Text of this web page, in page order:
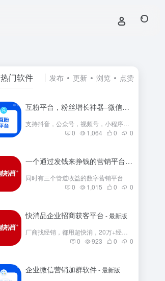
热门软件 发布 更新 浏览 点赞
互粉平台，粉丝增长神器–微信群互粉|互粉大师|互粉软件|互粉平台|互关互粉|微信公众号互粉|互粉盒子|互粉大厅
0
1,064 0 0
一个通过发钱来挣钱的营销平台
- 最新版
同时有三个管道收益的数字营销平台
0
1,015 0 0
快消品企业招商获客平台 - 最新版
0
923 0 0
企业微信营销加群软件- 最新版